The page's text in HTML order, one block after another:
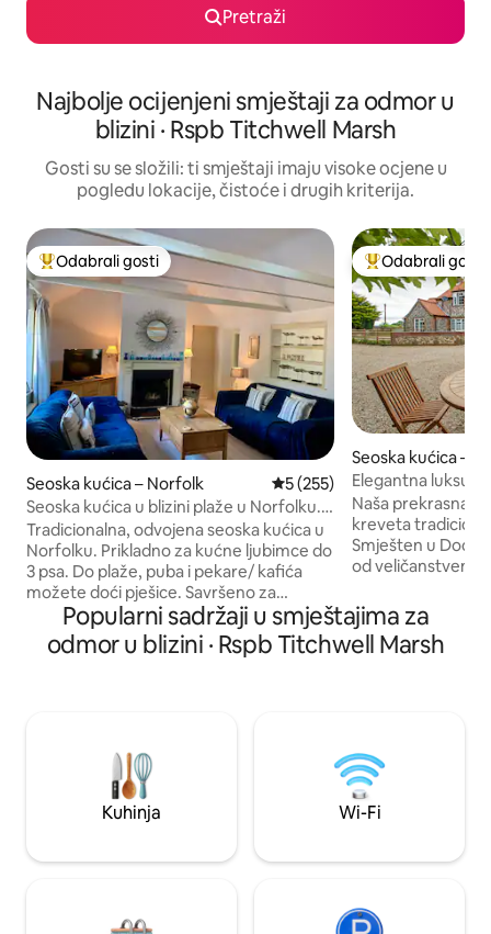
Pretraži
Najbolje ocijenjeni smještaji za odmor u
blizini · Rspb Titchwell Marsh
Gosti su se složili: ti smještaji imaju visoke ocjene u
pogledu lokacije, čistoće i drugih kriterija.
Među najviše rangiranima s oznakom „Odabrali gosti”
Odabrali gosti
Seoska kućica – Norfolk Prosječna ocjena: 5/5,
5 (255)
Seoska kućica u blizini plaže u Norfolku.
Privatno parkiralište/vrt
Tradicionalna, odvojena seoska kućica u
Norfolku. Prikladno za kućne ljubimce do
3 psa. Do plaže, puba i pekare/ kafića
možete doći pješice. Savršeno za
uživanje na plaži, promatranje ptica, golf
i gurmane. U zaštićenom području
mirnog sela. Zatvoreni vrt/ parking za
pećnicom. Prostorija za sjedenje s
plamenikom, TV-om/ Apple Boxom/ Sky
Sportsom. Sve na jednoj razini.
Namjenski uredski prostor
Među najviše
Odabrali gosti
Seoska kućica –
Elegantna
blizini obale
Naša prekrasna
kreveta
Smješten u
od veličanstvenih
restoranima i
razini. Spava 6 u
Prizemlje se
prizemlju s tuš-
prednji i stražnji
sjedećom
Popularni sadržaji u smještajima za
odmor u blizini · Rspb Titchwell Marsh
Kuhinja Wi-Fi